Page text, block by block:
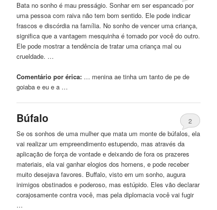
Bata no sonho é mau presságio. Sonhar em ser espancado por
uma pessoa com raiva não tem bom sentido. Ele pode indicar
frascos e discórdia na família. No sonho de vencer uma criança,
significa que a vantagem mesquinha é tomado por você do outro.
Ele pode mostrar a tendência de tratar uma criança mal ou
crueldade. …
Comentário por érica: … menina ae tinhaum tanto de pe de
goiaba e eu e a …
Búfalo
2
Se os sonhos de uma mulher que mataum monte de búfalos, ela
vai realizarum empreendimento estupendo, mas através da
aplicação de força de vontade e deixando de fora os prazeres
materiais, ela vai ganhar elogios dos homens, e pode receber
muito desejava favores. Buffalo, visto emum sonho, augura
inimigos obstinados e poderoso, mas estúpido. Eles vão declarar
corajosamente contra você, mas pela diplomacia você vai fugir
…